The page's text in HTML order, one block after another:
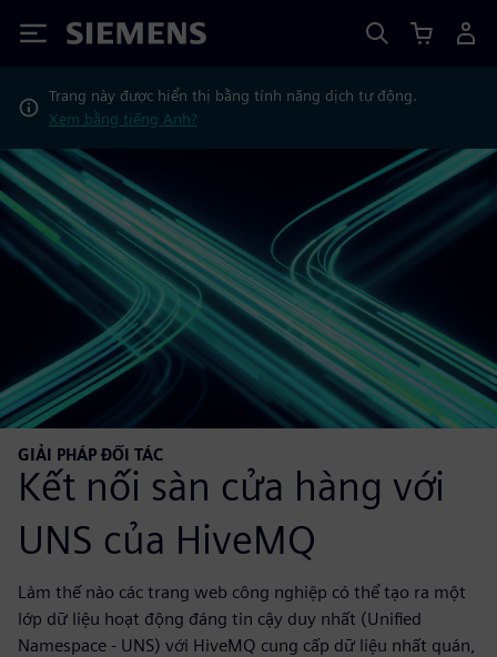
Siemens
Trang này được hiển thị bằng tính năng dịch tự động.
Xem bằng tiếng Anh?
GIẢI PHÁP ĐỐI TÁC
Kết nối sàn cửa hàng với
UNS của HiveMQ
Làm thế nào các trang web công nghiệp có thể tạo ra một
lớp dữ liệu hoạt động đáng tin cậy duy nhất (Unified
Namespace - UNS) với HiveMQ cung cấp dữ liệu nhất quán,